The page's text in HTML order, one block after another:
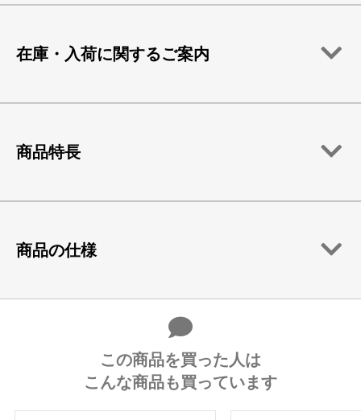
在庫・入荷に関するご案内
商品特長
商品の仕様
この商品を買った人は
こんな商品も買っています